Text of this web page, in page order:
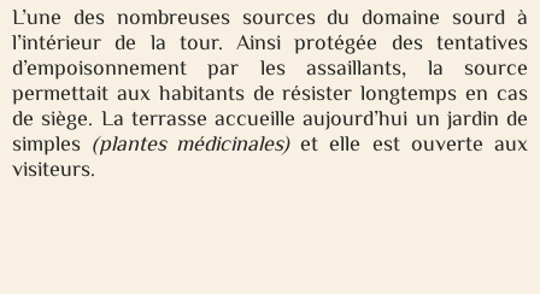
L’une des nombreuses sources du domaine sourd à
l’intérieur de la tour. Ainsi protégée des tentatives
d’empoisonnement par les assaillants, la source
permettait aux habitants de résister longtemps en cas
de siège. La terrasse accueille aujourd’hui un jardin de
simples (plantes médicinales)et elle est ouverte aux
visiteurs.